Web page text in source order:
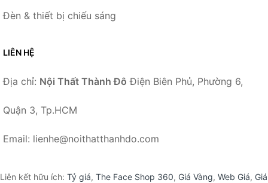
Đèn & thiết bị chiếu sáng
LIÊN HỆ
Địa chỉ: Nội Thất Thành Đô Điện Biên Phủ, Phường 6,
Quận 3, Tp.HCM
Email: lienhe@noithatthanhdo.com
Liên kết hữu ích: Tỷ giá, The Face Shop 360, Giá Vàng, Web Giá, Giá